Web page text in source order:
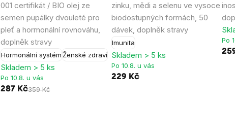
001 certifikát / BIO olej ze
semen pupálky dvouleté pro
pleť a hormonální rovnováhu,
doplněk stravy
Hormonální systémŽenské zdraví
Skladem > 5 ks
Po 10.8. u vás
287 Kč359 Kč
zinku, mědi a selenu ve vysoce
biodostupných formách, 50
dávek, doplněk stravy
Imunita
Skladem > 5 ks
Po 10.8. u vás
229 Kč
Po